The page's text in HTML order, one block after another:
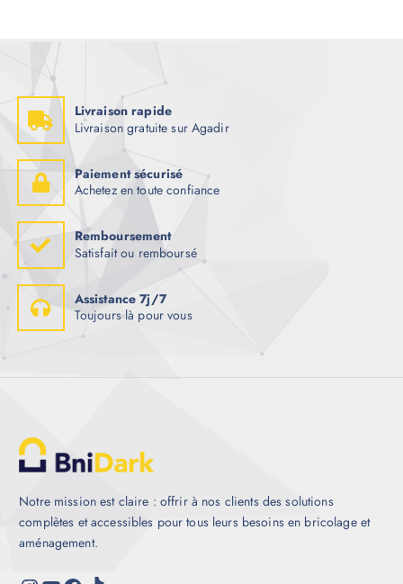
Livraison rapide
Livraison gratuite sur Agadir
Paiement sécurisé
Achetez en toute confiance
Remboursement
Satisfait ou remboursé
Assistance 7j/7
Toujours là pour vous
Notre mission est claire : offrir à nos clients des solutions
complètes et accessibles pour tous leurs besoins en bricolage et
aménagement.